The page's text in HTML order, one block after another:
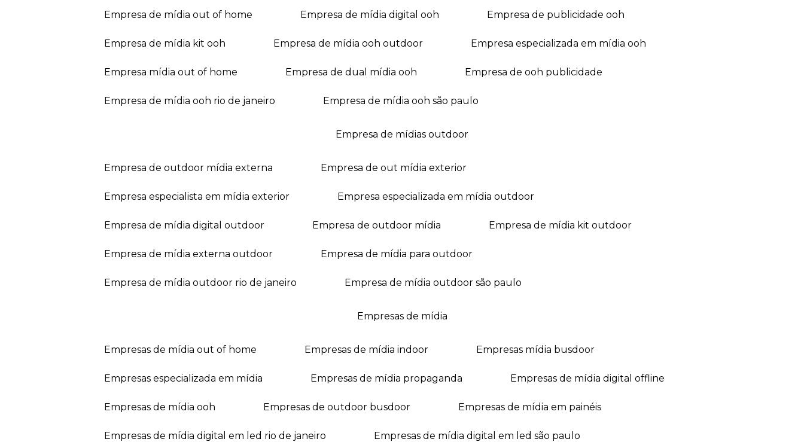
empresa de mídia out of home empresa de mídia digital ooh empresa de publicidade ooh
empresa de mídia kit ooh empresa de mídia ooh outdoor empresa especializada em mídia ooh
empresa mídia out of home empresa de dual mídia ooh empresa de ooh publicidade
empresa de mídia ooh rio de janeiro empresa de mídia ooh são paulo
empresa de mídias outdoor
empresa de outdoor mídia externa empresa de out mídia exterior
empresa especialista em mídia exterior empresa especializada em mídia outdoor
empresa de mídia digital outdoor empresa de outdoor mídia empresa de mídia kit outdoor
empresa de mídia externa outdoor empresa de mídia para outdoor
empresa de mídia outdoor rio de janeiro empresa de mídia outdoor são paulo
empresas de mídia
empresas de mídia out of home empresas de mídia indoor empresas mídia busdoor
empresas especializada em mídia empresas de mídia propaganda empresas de mídia digital offline
empresas de mídia ooh empresas de outdoor busdoor empresas de mídia em painéis
empresas de mídia digital em led rio de janeiro empresas de mídia digital em led são paulo